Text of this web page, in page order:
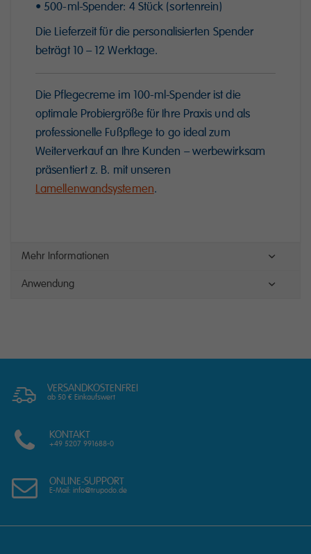
• 500-ml-Spender: 4 Stück (sortenrein)
Die Lieferzeit für die personalisierten Spender
beträgt 10 – 12 Werktage.
Die Pflegecreme im 100-ml-Spender ist die
optimale Probiergröße für Ihre Praxis und als
professionelle Fußpflege to go ideal zum
Weiterverkauf an Ihre Kunden – werbewirksam
präsentiert z. B. mit unseren
Lamellenwandsystemen.
Mehr Informationen
Anwendung
VERSANDKOSTENFREI
ab 50 € Einkaufswert
KONTAKT
+49 5207 991688-0
ONLINE-SUPPORT
E-Mail: info@trupodo.de